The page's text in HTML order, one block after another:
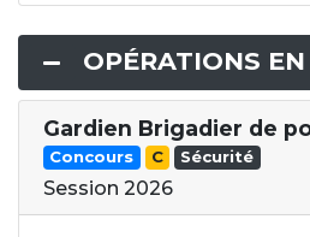
OPÉRATIONS EN
Gardien Brigadier de
Concours C Sécurité
Session 2026